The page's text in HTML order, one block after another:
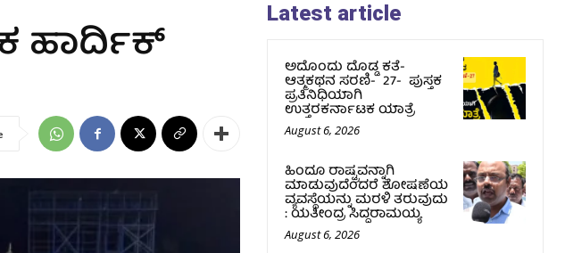
ಹಾರ್ದಿಕ್
Latest article
ಅದೊಂದು ದೊಡ್ಡ ಕತೆ-
ಆತ್ಮಕಥನ ಸರಣಿ- 27- ಪುಸ್ತಕ
ಪ್ರತಿನಿಧಿಯಾಗಿ
ಉತ್ತರಕರ್ನಾಟಕ ಯಾತ್ರೆ
August 6, 2026
ಹಿಂದೂ ರಾಷ್ಟ್ರವನ್ನಾಗಿ
ಮಾಡುವುದೆಂದರೆ ಶೋಷಣೆಯ
ವ್ಯವಸ್ಥೆಯನ್ನು ಮರಳಿ ತರುವುದು
: ಯತೀಂದ್ರ ಸಿದ್ದರಾಮಯ್ಯ
August 6, 2026